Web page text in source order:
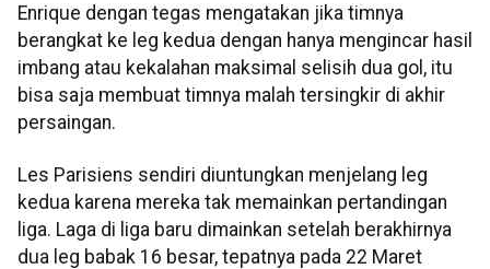
Enrique dengan tegas mengatakan jika timnya
berangkat ke leg kedua dengan hanya mengincar hasil
imbang atau kekalahan maksimal selisih dua gol, itu
bisa saja membuat timnya malah tersingkir di akhir
persaingan.
Les Parisiens sendiri diuntungkan menjelang leg
kedua karena mereka tak memainkan pertandingan
liga. Laga di liga baru dimainkan setelah berakhirnya
dua leg babak 16 besar, tepatnya pada 22 Maret